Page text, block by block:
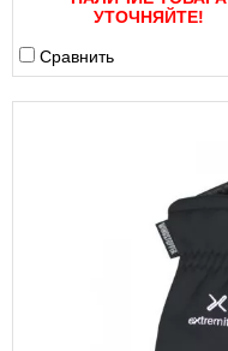
УТОЧНЯЙТЕ!
Сравнить